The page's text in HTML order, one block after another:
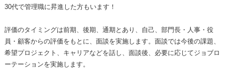
30代で管理職に昇進した方もいます！
評価のタイミングは前期、後期、通期とあり、自己、部門長・人事・役
員・顧客からの評価をもとに、面談を実施します。面談では今後の課題、
希望プロジェクト、キャリアなどを話し、面談後、必要に応じてジョブロ
ーテーションを実施します。